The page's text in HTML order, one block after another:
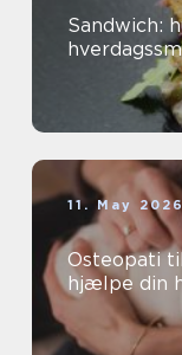
Sandwich:
11. May 2026
Osteopati
hjælpe din